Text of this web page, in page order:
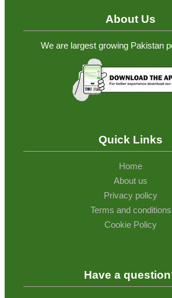
About Us
We are largest growing Pakistan
Quick Links
Home
About us
Privacy policy
Terms and conditions
Cookie Policy
Have a